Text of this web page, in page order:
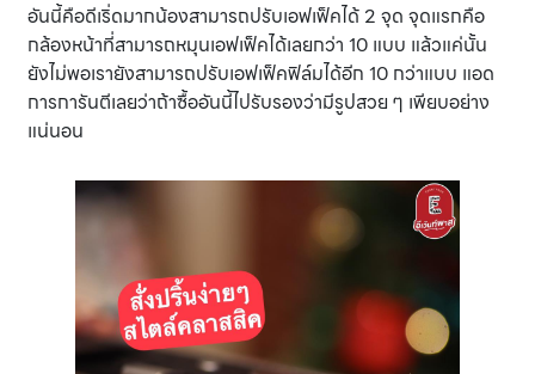
อันนี้คือดีเริ่ดมากน้องสามารถปรับเอฟเฟ็คได้ 2 จุด จุดแรกคือ
กล้องหน้าที่สามารถหมุนเอฟเฟ็คได้เลยกว่า 10 แบบ แล้วแค่นั้น
ยังไม่พอเรายังสามารถปรับเอฟเฟ็คฟิล์มได้อีก 10 กว่าแบบ แอด
การการันตีเลยว่าถ้าซื้ออันนี้ไปรับรองว่ามีรูปสวย ๆ เพียบอย่าง
แน่นอน